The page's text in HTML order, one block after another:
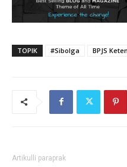
TOPIK #Sibolga BPJS
Artikulli paraprak